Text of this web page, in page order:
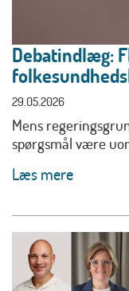
Debatindlæg:
29.05.2026
Mens
spørgsmål være
Læs mere